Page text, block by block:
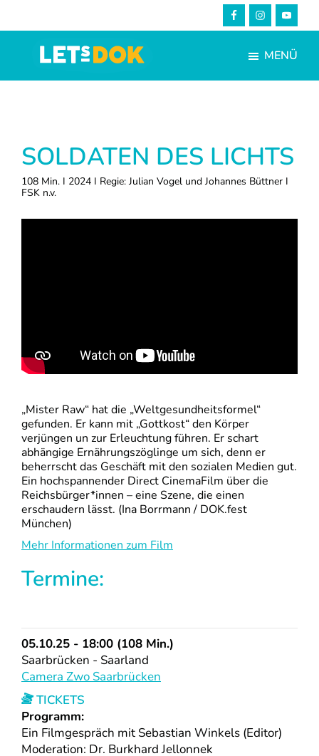
to
content
Fußzeile
springen
LETsDOK
Bundesweite
MENÜ
SOLDATEN DES LICHTS
108 Min. I 2024 I Regie: Julian Vogel und Johannes Büttner I
FSK n.v.
„Mister Raw“ hat die „Weltgesundheitsformel“
gefunden. Er kann mit „Gottkost“ den Körper
verjüngen un zur Erleuchtung führen. Er schart
abhängige Ernährungszöglinge um sich, denn er
beherrscht das Geschäft mit den sozialen Medien gut.
Ein hochspannender Direct Cinema­Film über die
Reichsbürger*innen – eine Szene, die einen
erschaudern lässt. (Ina Borrmann / DOK.fest
München)
Mehr Informationen zum Film
Termine:
05.10.25 - 18:00 (108 Min.)
Saarbrücken - Saarland
Camera Zwo Saarbrücken
TICKETS
Programm:
Ein Filmgespräch mit Sebastian Winkels (Editor)
Moderation: Dr. Burkhard Jellonnek